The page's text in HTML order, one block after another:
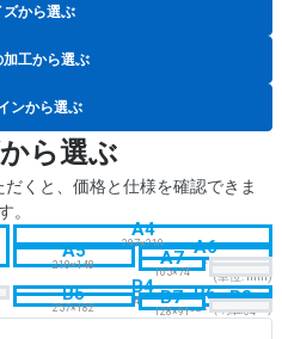
ズから選ぶ
加工から選ぶ
ンから選ぶ
ら選ぶ
くと、価格と仕様を確認できま
。
A4
297×210
A5
210×148
A6
148×105
A7
105×74 (単位: mm)
B4
364×257
B5
257×182
B6
182×128
B7
128×91
B8
91×64